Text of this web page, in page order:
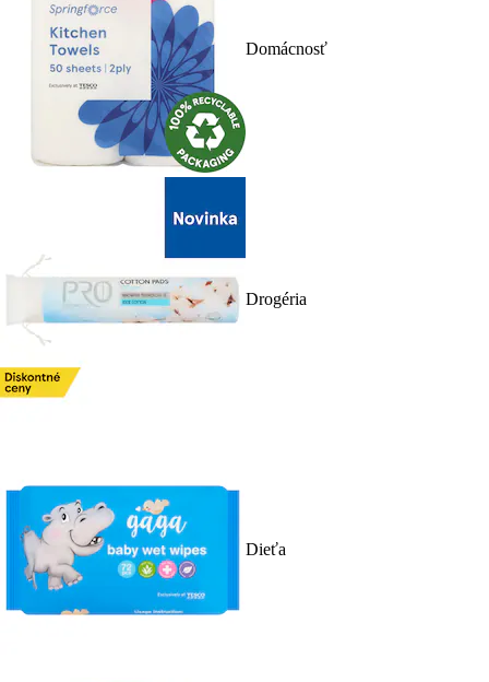
Domácnosť
Drogéria
Dieťa